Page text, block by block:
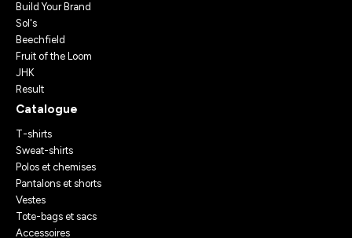
Build Your Brand
Sol's
Beechfield
Fruit of the Loom
JHK
Result
Catalogue
T-shirts
Sweat-shirts
Polos et chemises
Pantalons et shorts
Vestes
Tote-bags et sacs
Accessoires